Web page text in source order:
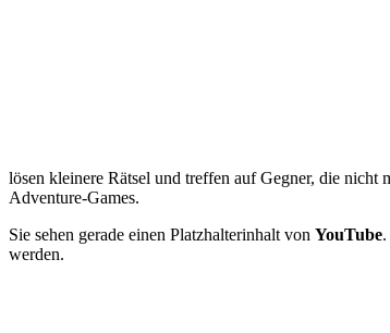
lösen kleinere Rätsel und treffen auf Gegner, die nicht
Adventure-Games.
Sie sehen gerade einen Platzhalterinhalt von YouTube
werden.